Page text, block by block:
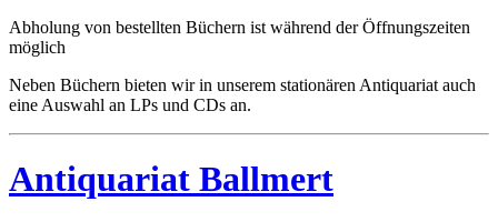
Abholung von bestellten Büchern ist während der Öffnungszeiten
möglich
Neben Büchern bieten wir in unserem stationären Antiquariat auch
eine Auswahl an LPs und CDs an.
Antiquariat Ballmert